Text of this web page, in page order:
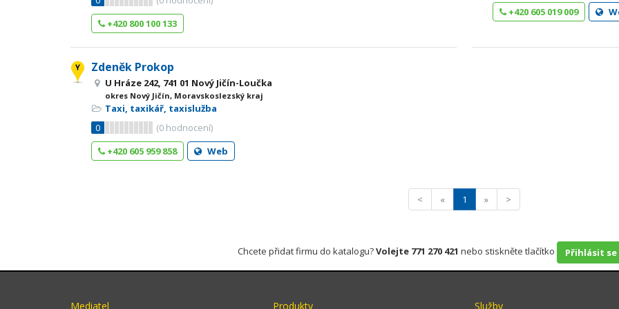
+420 800 100 133
+420 605 019 009
Zdeněk Prokop
U Hráze 242, 741 01 Nový Jičín-Loučka
okres Nový Jičín, Moravskoslezský kraj
Taxi, taxikář, taxislužba
0
(0 hodnocení)
+420 605 959 858
Web
< « 1 » >
Chcete přidat firmu do katalogu?Volejte 771 270 421 nebo stiskněte tlačítko Přihlásit
Mediatel Produkty Služby